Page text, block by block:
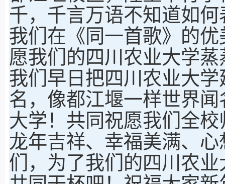
千，千言万语不知道如
我们在《同一首歌》的
愿我们的四川农业大学
我们早日把四川农业大
名，像都江堰一样世界闻
大学！共同祝愿我们全
龙年吉祥、幸福美满、
们，为了我们的四川农